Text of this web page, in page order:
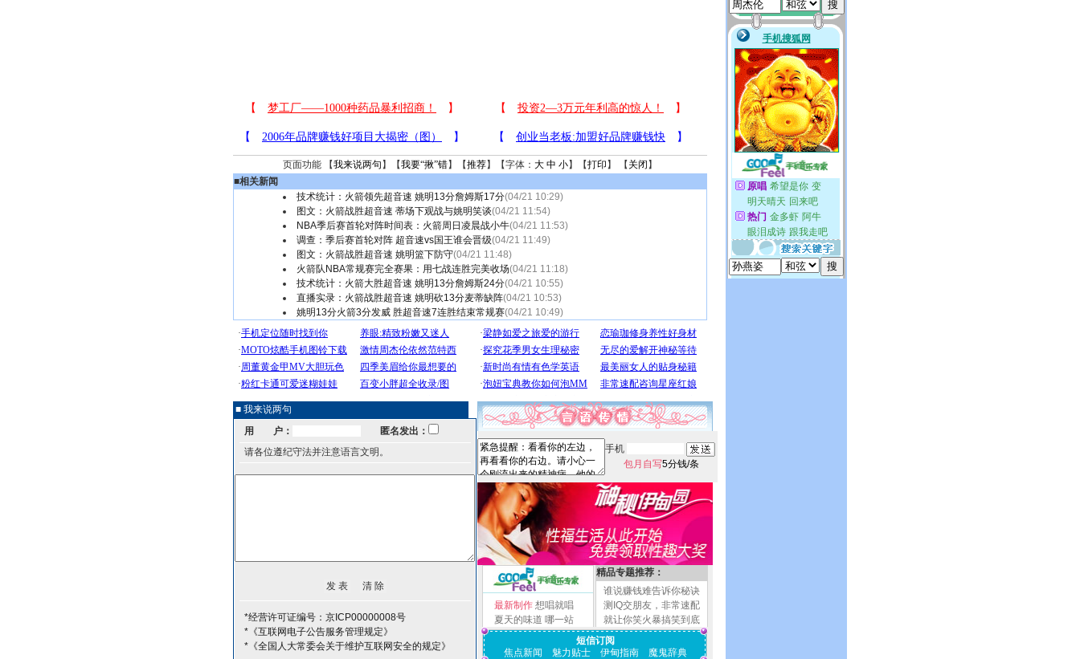
页面功能 【我来说两句 】【我要“揪”错】【推荐】【字体： 大 中 小】【打印 】 【 关闭 】
■相关新闻
技术统计：火箭领先超音速 姚明13分詹姆斯17分(04/21 10:29)
图文：火箭战胜超音速 蒂场下观战与姚明笑谈(04/21 11:54)
NBA季后赛首轮对阵时间表：火箭周日凌晨战小牛(04/21 11:53)
调查：季后赛首轮对阵 超音速vs国王谁会晋级(04/21 11:49)
图文：火箭战胜超音速 姚明篮下防守(04/21 11:48)
火箭队NBA常规赛完全赛果：用七战连胜完美收场(04/21 11:18)
技术统计：火箭大胜超音速 姚明13分詹姆斯24分(04/21 10:55)
直播实录：火箭战胜超音速 姚明砍13分麦蒂缺阵(04/21 10:53)
姚明13分火箭3分发威 胜超音速7连胜结束常规赛(04/21 10:49)
■ 我来说两句
用 户：
匿名发出：
请各位遵纪守法并注意语言文明。
*经营许可证编号：京ICP00000008号
*《互联网电子公告服务管理规定》
*《全国人大常委会关于维护互联网安全的规定》
手机
包月自写5分钱/条
最新制作 想唱就唱
夏天的味道 哪一站
精品专题推荐：
谁说赚钱难告诉你秘诀
测IQ交朋友，非常速配
就让你笑火暴搞笑到底
短信订阅
焦点新闻
魅力贴士 伊甸指南 魔鬼辞典